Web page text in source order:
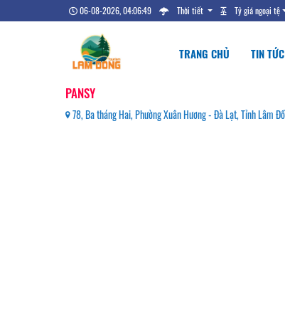
06-08-2026, 04:06:51 Thời tiết Tỷ giá ngoại tệ
TRANG CHỦ TIN TỨC
PANSY
78, Ba tháng Hai, Phường Xuân Hương - Đà Lạt, Tỉnh Lâm